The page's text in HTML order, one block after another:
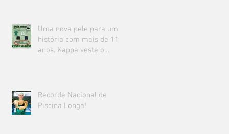
Uma nova pele para uma
história com mais de 111
anos. Kappa veste o
Recorde Nacional de
Piscina Longa!